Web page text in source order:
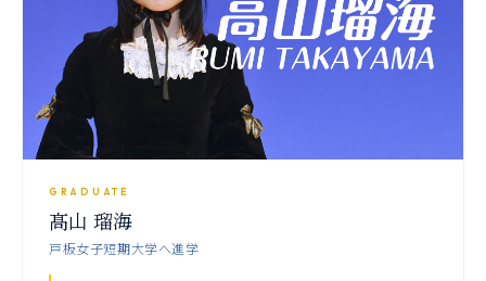
GRADUATE
髙山 瑠海
戸板女子短期大学へ進学